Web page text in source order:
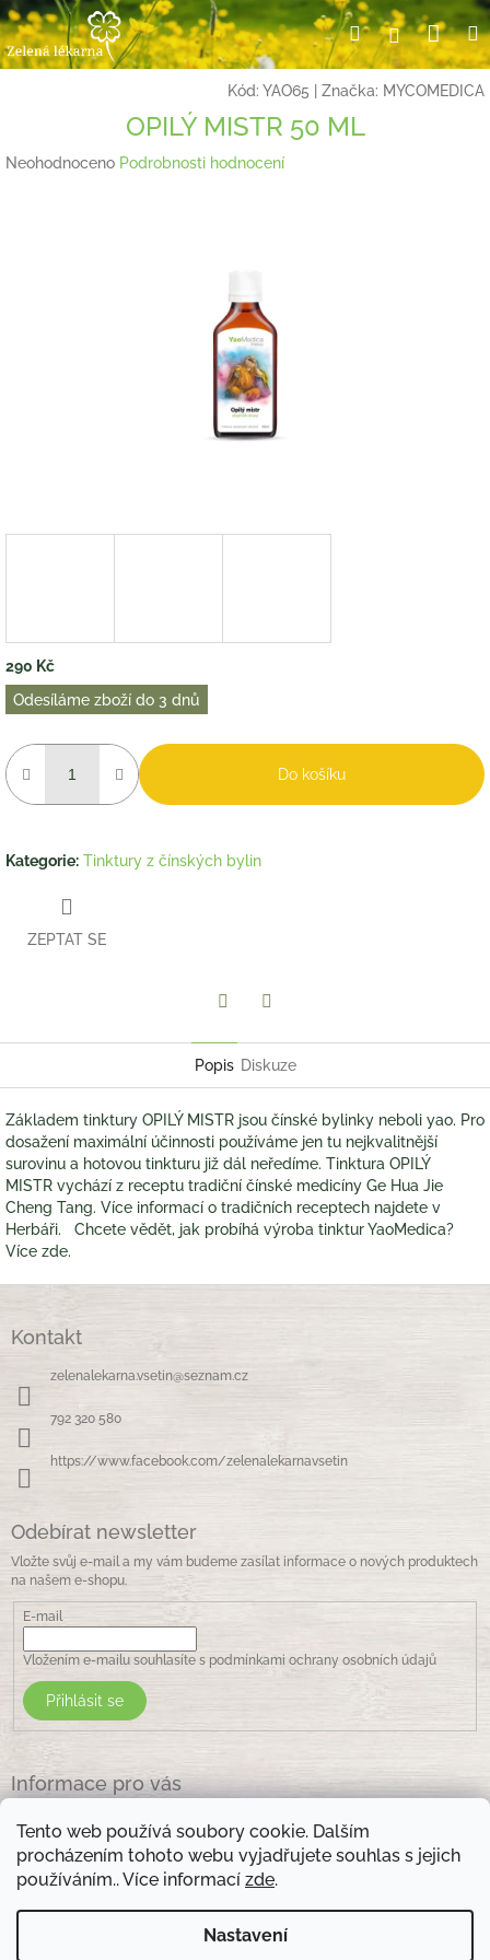
Tento web používá soubory cookie. Dalším
procházením tohoto webu vyjadřujete souhlas s jejich
používáním.. Více informací zde.
Nastavení
Přejít
na
obsah
HledatPřihlášení
Kód: YAO65 Značka: MYCOMEDICA
OPILÝ MISTR 50 ML
Průměrné
Neohodnoceno Podrobnosti hodnocení
290 Kč
Měrná
cena:
Odesíláme zboží do 3 dnů
Do košíku
Kategorie: Tinktury z čínských bylin
ZEPTAT SE
Popis Diskuze
Základem tinktury OPILÝ MISTR jsou čínské bylinky neboli yao. Pro
dosažení maximální účinnosti používáme jen tu nejkvalitnější
surovinu a hotovou tinkturu již dál neředíme. Tinktura OPILÝ
MISTR vychází z receptu tradiční čínské medicíny Ge Hua Jie
Cheng Tang. Více informací o tradičních receptech najdete v
Herbáři. Chcete vědět, jak probíhá výroba tinktur YaoMedica?
Více zde.
Kontakt
zelenalekarna.vsetin@seznam.cz
792 320 580
https://www.facebook.com/zelenalekarnavsetin
Odebírat newsletter
Vložte svůj e-mail a my vám budeme zasílat informace o nových produktech
na našem e-shopu.
E-mail
Vložením e-mailu souhlasíte s podmínkami ochrany osobních údajů
Přihlásit se
Informace pro vás
Obchodní podmínky
Podmínky ochrany osobních údajů
Kontakty
Otevírací doba prodejny: pondělí - pátek - 8.30 -17.00 , sobota 9.00-11 .00